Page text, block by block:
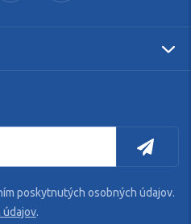
poskytnutých osobných údajov.
údajov.